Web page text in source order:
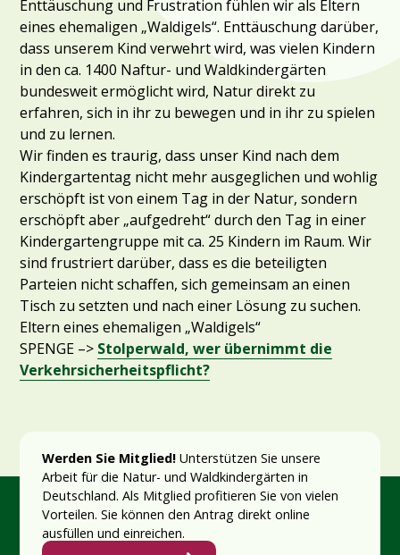
Kindergärten
Angebote
Kontakt
Enttäuschung und Frustration fühlen wir als Eltern
eines ehemaligen „Waldigels“. Enttäuschung darüber,
dass unserem Kind verwehrt wird, was vielen Kindern
in den ca. 1400 Naftur- und Waldkindergärten
bundesweit ermöglicht wird, Natur direkt zu
erfahren, sich in ihr zu bewegen und in ihr zu spielen
und zu lernen.
Wir finden es traurig, dass unser Kind nach dem
Kindergartentag nicht mehr ausgeglichen und wohlig
erschöpft ist von einem Tag in der Natur, sondern
erschöpft aber „aufgedreht“ durch den Tag in einer
Kindergartengruppe mit ca. 25 Kindern im Raum. Wir
sind frustriert darüber, dass es die beteiligten
Parteien nicht schaffen, sich gemeinsam an einen
Tisch zu setzten und nach einer Lösung zu suchen.
Eltern eines ehemaligen „Waldigels“
SPENGE –> Stolperwald, wer übernimmt die
Verkehrsicherheitspflicht?
Werden Sie Mitglied!Unterstützen Sie unsere
Arbeit für die Natur- und Waldkindergärten in
Deutschland. Als Mitglied profitieren Sie von vielen
Vorteilen. Sie können den Antrag direkt online
ausfüllen und einreichen.